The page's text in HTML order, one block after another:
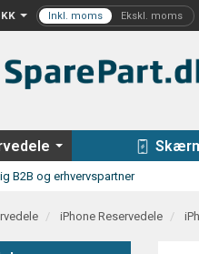
B2B og erhvervspartner
iPhone Reservedele